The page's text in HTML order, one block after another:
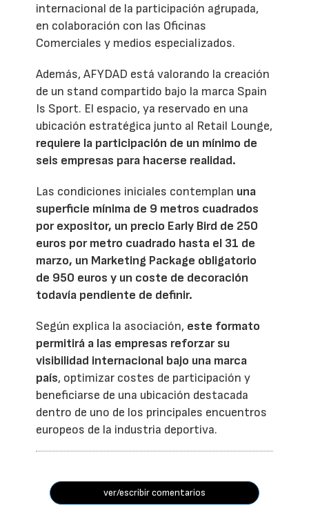
internacional de la participación agrupada,
en colaboración con las Oficinas
Comerciales y medios especializados.
Además, AFYDAD está valorando la creación
de un stand compartido bajo la marca Spain
Is Sport. El espacio, ya reservado en una
ubicación estratégica junto al Retail Lounge,
requiere la participación de un mínimo de
seis empresas para hacerse realidad.
Las condiciones iniciales contemplan una
superficie mínima de 9 metros cuadrados
por expositor, un precio Early Bird de 250
euros por metro cuadrado hasta el 31 de
marzo, un Marketing Package obligatorio
de 950 euros y un coste de decoración
todavía pendiente de definir.
Según explica la asociación, este formato
permitirá a las empresas reforzar su
visibilidad internacional bajo una marca
país, optimizar costes de participación y
beneficiarse de una ubicación destacada
dentro de uno de los principales encuentros
europeos de la industria deportiva.
ver/escribir comentarios